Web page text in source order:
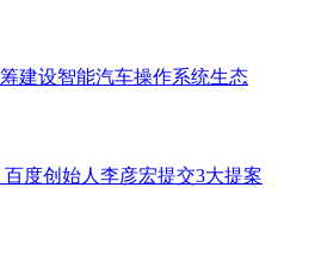
建设智能汽车操作系统生态
度创始人李彦宏提交3大提案